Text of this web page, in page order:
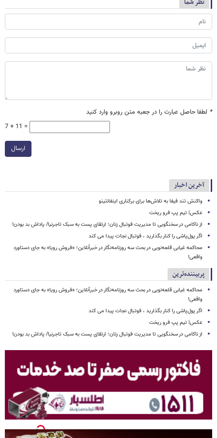
* لطفا حاصل عبارت را در جعبه متن روبرو وارد کنید
7 + 11 =
ارسال
آخرین اخبار
واکنش تند فیفا به تلاش‌ها برای برکناری اینفانتینو
عکس| تیم پپ فرو ریخت
از ناکامی در سخنگویی تا مدیریت فوتبال زنان؛ ارتقای پست به سبک تاجرنیا/ پاداش بد بودن!
اگر پول‌پاشی را کنار بگذارید ، فوتبال نجات پیدا می کند
محاکمه غیابی قلعه‌نویی در بحث سه روزنامه‌نگار در خبرآنلاین؛ «فروش رویا» به جای دستاورد
واقعی!
پربیننده‌ترین
محاکمه غیابی قلعه‌نویی در بحث سه روزنامه‌نگار در خبرآنلاین؛ «فروش رویا» به جای دستاورد
واقعی!
اگر پول‌پاشی را کنار بگذارید ، فوتبال نجات پیدا می کند
عکس| تیم پپ فرو ریخت
از ناکامی در سخنگویی تا مدیریت فوتبال زنان؛ ارتقای پست به سبک تاجرنیا/ پاداش بد بودن!